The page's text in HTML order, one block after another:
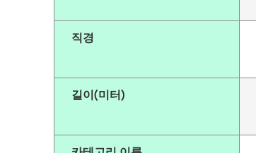
직경
길이(미터)